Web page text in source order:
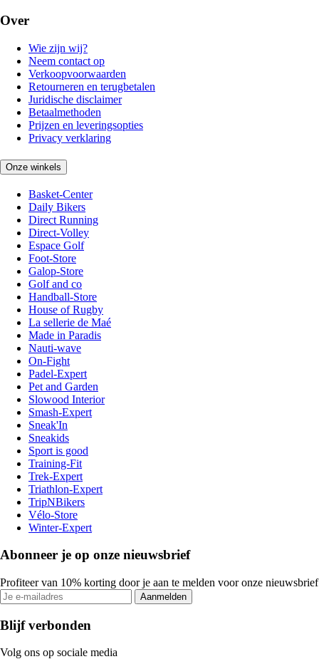
Over
Wie zijn wij?
Neem contact op
Verkoopvoorwaarden
Retourneren en terugbetalen
Juridische disclaimer
Betaalmethoden
Prijzen en leveringsopties
Privacy verklaring
Onze winkels
Basket-Center
Daily Bikers
Direct Running
Direct-Volley
Espace Golf
Foot-Store
Galop-Store
Golf and co
Handball-Store
House of Rugby
La sellerie de Maé
Made in Paradis
Nauti-wave
On-Fight
Padel-Expert
Pet and Garden
Slowood Interior
Smash-Expert
Sneak'In
Sneakids
Sport is good
Training-Fit
Trek-Expert
Triathlon-Expert
TripNBikers
Vélo-Store
Winter-Expert
Abonneer je op onze nieuwsbrief
Profiteer van 10% korting door je aan te melden voor onze nieuwsbrief
Aanmelden
Blijf verbonden
Volg ons op sociale media